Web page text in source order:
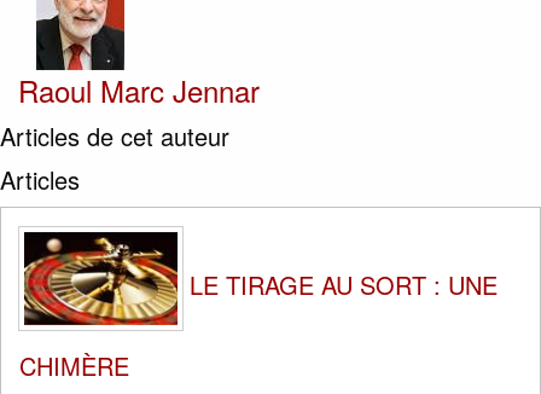
Raoul Marc Jennar
Articles de cet auteur
Articles
LE TIRAGE AU SORT : UNE
CHIMÈRE